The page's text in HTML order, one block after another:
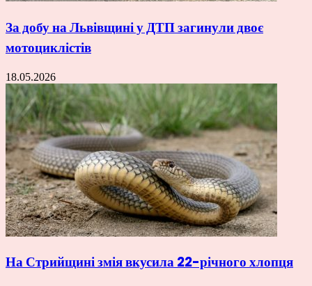
За добу на Львівщині у ДТП загинули двоє
мотоциклістів
18.05.2026
На Стрийщині змія вкусила 22-річного хлопця